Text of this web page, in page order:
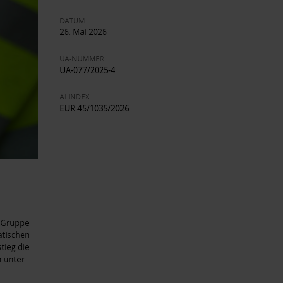
die
unter
DATUM
26. Mai 2026
UA-NUMMER
UA-077/2025-4
AI INDEX
EUR 45/1035/2026